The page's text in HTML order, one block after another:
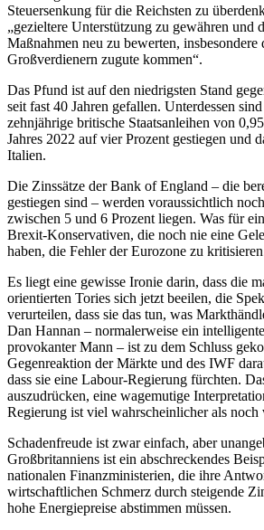
Steuersenkung für die Reichsten zu
„gezieltere Unterstützung zu gewähren und
Maßnahmen neu zu bewerten, insbesondere
Großverdienern zugute kommen“.
Das Pfund ist auf den niedrigsten Stand
seit fast 40 Jahren gefallen. Unterdessen
zehnjährige britische Staatsanleihen von
Jahres 2022 auf vier Prozent gestiegen und
Italien.
Die Zinssätze der Bank of England – die
gestiegen sind – werden voraussichtlich
zwischen 5 und 6 Prozent liegen. Was für
Brexit-Konservativen, die noch nie eine
haben, die Fehler der Eurozone zu
Es liegt eine gewisse Ironie darin, dass die
orientierten Tories sich jetzt beeilen, die
verurteilen, dass sie das tun, was
Dan Hannan – normalerweise ein
provokanter Mann – ist zu dem Schluss
Gegenreaktion der Märkte und des IWF
dass sie eine Labour-Regierung fürchten.
auszudrücken, eine wagemutige
Regierung ist viel wahrscheinlicher als noch
Schadenfreude ist zwar einfach, aber
Großbritanniens ist ein abschreckendes
nationalen Finanzministerien, die ihre
wirtschaftlichen Schmerz durch steigende
hohe Energiepreise abstimmen müssen.